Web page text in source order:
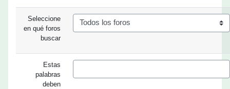
Seleccione
en qué foros
buscar
Estas
palabras
deben